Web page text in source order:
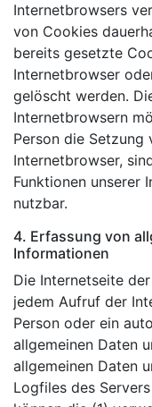
Internetbrowsers
von Cookies
bereits gesetzte
Internetbrowser
gelöscht werden.
Internetbrowsern
Person die
Internetbrowser,
Funktionen unserer
nutzbar.
4. Erfassung von
Informationen
Die Internetseite
jedem Aufruf der
Person oder ein
allgemeinen Daten
allgemeinen Daten
Logfiles des